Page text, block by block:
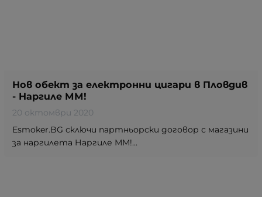
Нов обект за електронни цигари в Пловдив
- Наргиле ММ!
20 октомври 2020
Esmoker.BG сключи партньорски договор с магазини
за наргилета Наргиле ММ!...